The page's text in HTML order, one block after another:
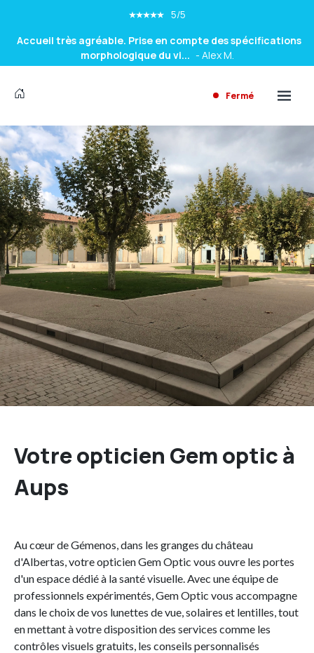
Professionnels à l\'écoute , et de bon conseil pour un choix
Très satisfaite , le choix les conseils et l amabilités et la
sympathie des...
5/5
Accueil très agréable. Prise en compte des spécifications
morphologique du vi... - Alex M.
5/5
Professionnels à l\'écoute , et de bon conseil pour un choix
de lunettes diff... - Amel D.
5/5
Très satisfaite , le choix les conseils et l amabilités et la
sympathie des... - Helene M.
Fermé
Votre opticien Gem optic à
Aups
Au cœur de Gémenos, dans les granges du château
d'Albertas, votre opticien Gem Optic vous ouvre les portes
d'un espace dédié à la santé visuelle. Avec une équipe de
professionnels expérimentés, Gem Optic vous accompagne
dans le choix de vos lunettes de vue, solaires et lentilles, tout
en mettant à votre disposition des services comme les
contrôles visuels gratuits, les conseils personnalisés